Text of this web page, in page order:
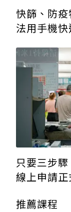
快篩、防
法用手機快
只要三步驟
線上申請正
推薦課程